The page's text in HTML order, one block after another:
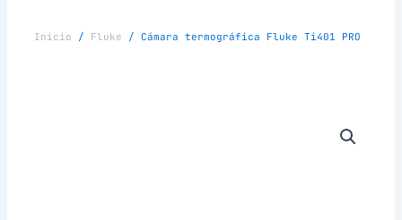
Inicio / Fluke / Cámara termográfica Fluke Ti401 PRO